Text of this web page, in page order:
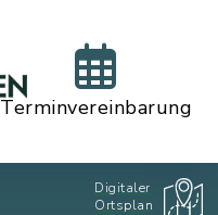
Terminvereinbarung
Digitaler
Ortsplan